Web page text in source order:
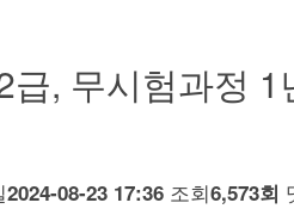
, 무시험과정 1
2024-08-23 17:36 조회6,573회